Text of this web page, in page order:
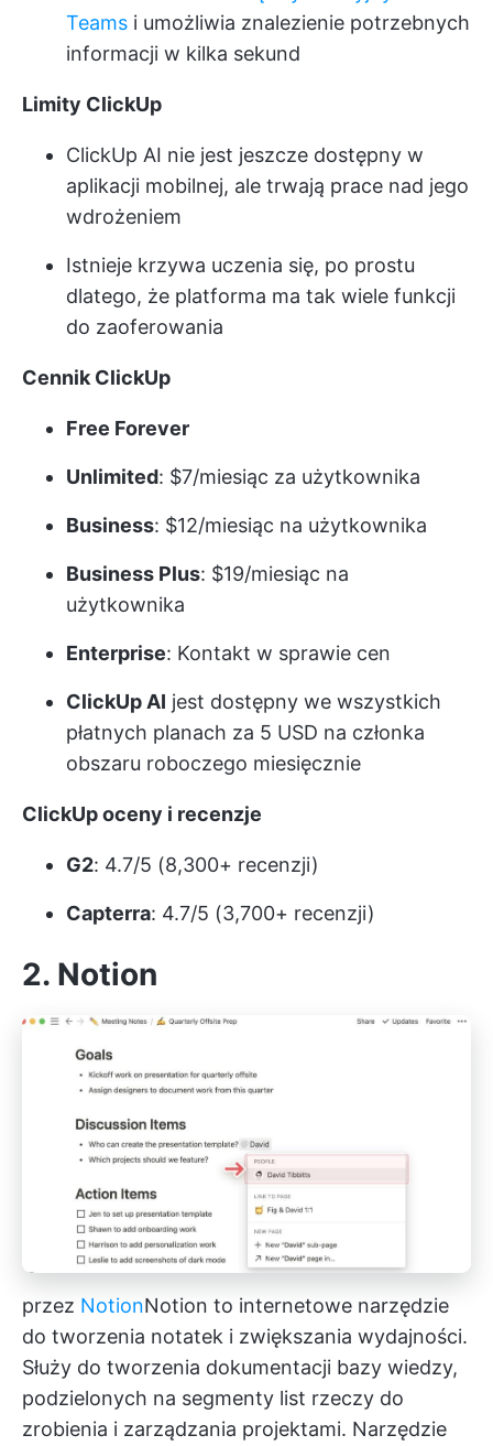
Teams i umożliwia znalezienie potrzebnych
informacji w kilka sekund
Limity ClickUp
ClickUp AI nie jest jeszcze dostępny w
aplikacji mobilnej, ale trwają prace nad jego
wdrożeniem
Istnieje krzywa uczenia się, po prostu
dlatego, że platforma ma tak wiele funkcji
do zaoferowania
Cennik ClickUp
Free Forever
Unlimited: $7/miesiąc za użytkownika
Business: $12/miesiąc na użytkownika
Business Plus: $19/miesiąc na
użytkownika
Enterprise: Kontakt w sprawie cen
ClickUp AI jest dostępny we wszystkich
płatnych planach za 5 USD na członka
obszaru roboczego miesięcznie
ClickUp oceny i recenzje
G2: 4.7/5 (8,300+ recenzji)
Capterra: 4.7/5 (3,700+ recenzji)
2. Notion
przez NotionNotion to internetowe narzędzie
do tworzenia notatek i zwiększania wydajności.
Służy do tworzenia dokumentacji bazy wiedzy,
podzielonych na segmenty list rzeczy do
zrobienia i zarządzania projektami. Narzędzie